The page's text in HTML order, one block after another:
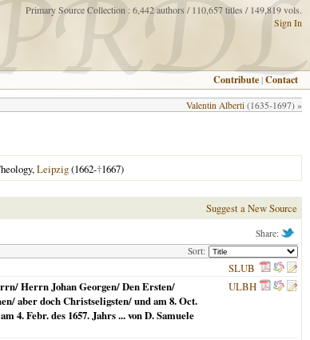
Primary Source Collection : 6,442 authors / 110,657 titles / 149,819 vols.
Sign In
Contribute |Contact
Valentin Alberti (1635-1697) »
Leipzig(1662-†1667)
Suggest a New Source
Share:
Sort:
SLUB
Herrn Johan Georgen/ Den Ersten/
aber doch Christseligsten/ und am 8. Oct.
4. Febr. des 1657. Jahrs ... von D. Samuele
ULBH